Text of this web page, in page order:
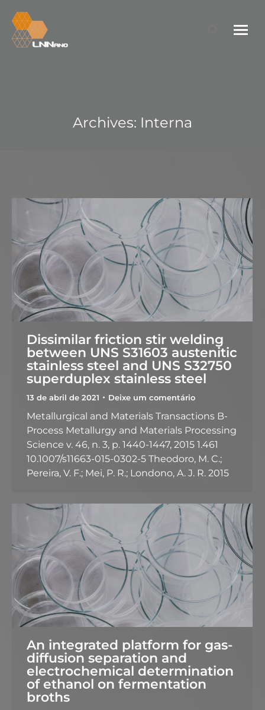
Search:
Archives: Interna
Dissimilar friction stir welding
between UNS S31603 austenitic
stainless steel and UNS S32750
superduplex stainless steel
13 de abril de 2021 Deixe um comentário
Metallurgical and Materials Transactions B-
Process Metallurgy and Materials Processing
Science v. 46, n. 3, p. 1440-1447, 2015 1.461
10.1007/s11663-015-0302-5 Theodoro, M. C.;
Pereira, V. F.; Mei, P. R.; Londono, A. J. R. 2015
An integrated platform for gas-
diffusion separation and
electrochemical determination
of ethanol on fermentation
broths